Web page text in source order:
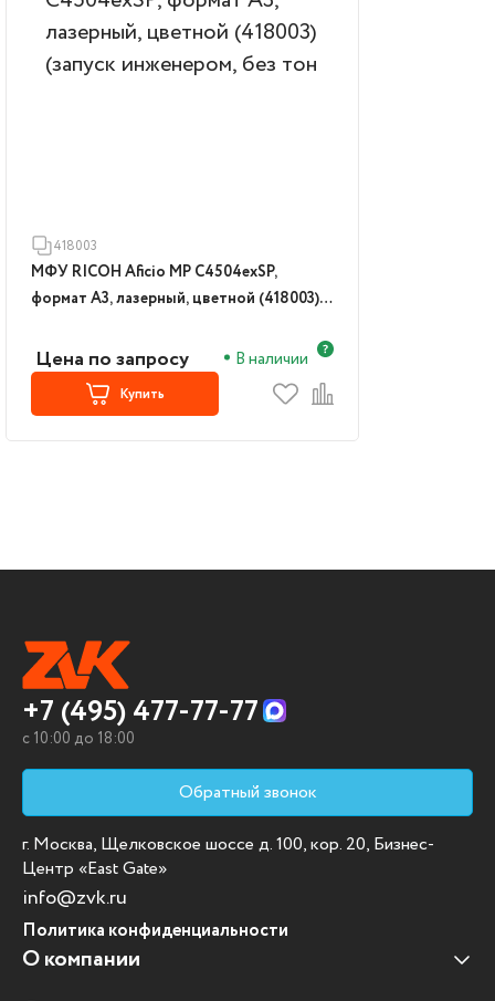
418003
МФУ RICOH Aficio MP C4504exSP,
формат А3, лазерный, цветной (418003)
Цена по запросу В наличии
Купить
+7 (495) 477-77-77
c 10:00 до 18:00
Обратный звонок
г. Москва, Щелковское шоссе д. 100, кор. 20, Бизнес-
Центр «East Gate»
info@zvk.ru
Политика конфиденциальности
О компании